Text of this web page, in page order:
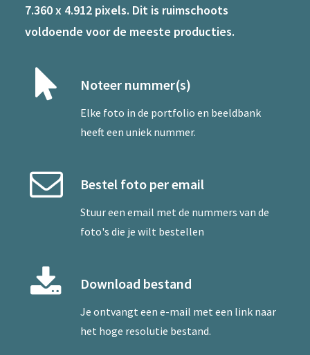
7.360 x 4.912 pixels. Dit is ruimschoots
voldoende voor de meeste producties.
Noteer nummer(s)
Elke foto in de portfolio en beeldbank
heeft een uniek nummer.
Bestel foto per email
Stuur een email met de nummers van de
foto's die je wilt bestellen
Download bestand
Je ontvangt een e-mail met een link naar
het hoge resolutie bestand.